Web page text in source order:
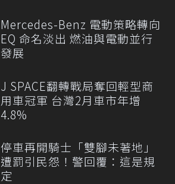
Mercedes-Benz 電動策略轉向
EQ 命名淡出 燃油與電動並行
發展
J SPACE翻轉戰局奪回輕型商
用車冠軍 台灣2月車市年增
4.8%
停車再開騎士「雙腳未著地」
遭罰引民怨！警回覆：這是規
定